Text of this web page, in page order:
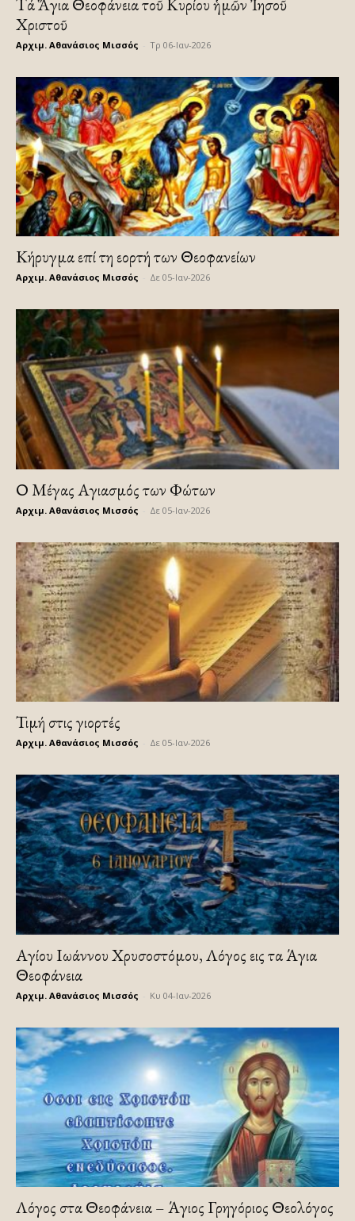
Χριστοῦ
Αρχιμ. Αθανάσιος Μισσός Τρ 06-Ιαν-2026
Κήρυγμα επί τη εορτή των Θεοφανείων
Αρχιμ. Αθανάσιος Μισσός Δε 05-Ιαν-2026
Ο Μέγας Αγιασμός των Φώτων
Αρχιμ. Αθανάσιος Μισσός Δε 05-Ιαν-2026
Τιμή στις γιορτές
Αρχιμ. Αθανάσιος Μισσός Δε 05-Ιαν-2026
Αγίου Ιωάννου Χρυσοστόμου, Λόγος εις τα Άγια
Θεοφάνεια
Αρχιμ. Αθανάσιος Μισσός Κυ 04-Ιαν-2026
Λόγος στα Θεοφάνεια – Άγιος Γρηγόριος Θεολόγος